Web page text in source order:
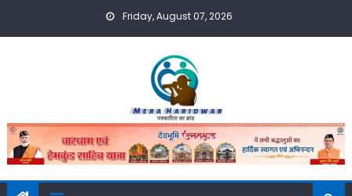
Friday, August 07, 2026